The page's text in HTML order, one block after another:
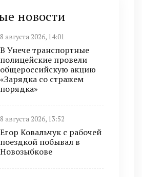
новости
8 августа 2026, 14:01
В Унече транспортные
полицейские провели
общероссийскую акцию
«Зарядка со стражем
порядка»
8 августа 2026, 13:52
Егор Ковальчук с рабочей
поездкой побывал в
Новозыбкове